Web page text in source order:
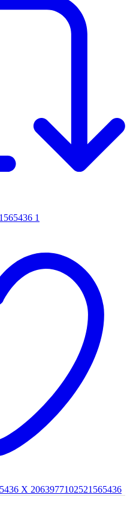
1
X 2063977102521565436